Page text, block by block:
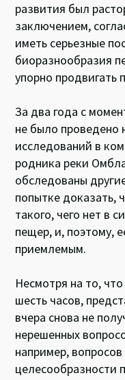
развития был
заключением,
иметь серьезные
биоразнообразия
упорно продвигать
За два года с
не было проведено
исследований в
родника реки
обследованы
попытке доказать,
такого, чего нет в
пещер, и, поэтому,
приемлемым.
Несмотря на то,
шесть часов,
вчера снова не
нерешенных
например,
целесообразности